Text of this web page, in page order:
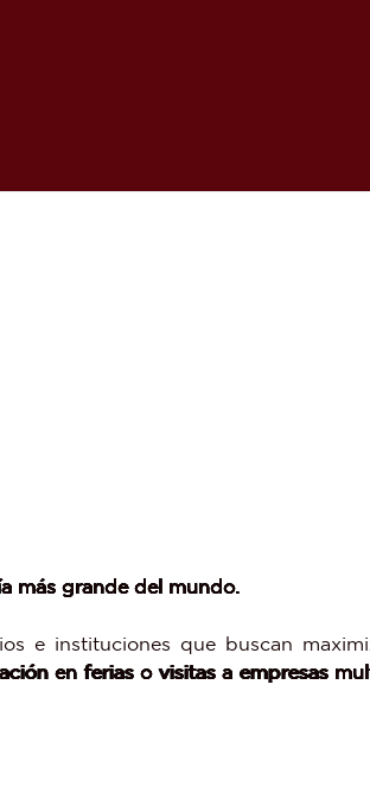
más grande del mundo.
e instituciones que buscan
en ferias o visitas a empresas